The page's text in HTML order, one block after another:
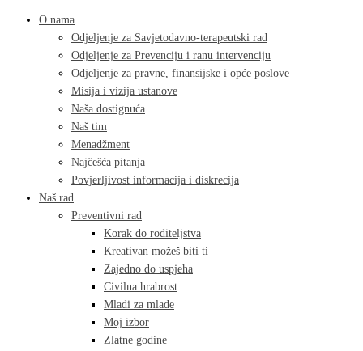
O nama
Odjeljenje za Savjetodavno-terapeutski rad
Odjeljenje za Prevenciju i ranu intervenciju
Odjeljenje za pravne, finansijske i opće poslove
Misija i vizija ustanove
Naša dostignuća
Naš tim
Menadžment
Najčešća pitanja
Povjerljivost informacija i diskrecija
Naš rad
Preventivni rad
Korak do roditeljstva
Kreativan možeš biti ti
Zajedno do uspjeha
Civilna hrabrost
Mladi za mlade
Moj izbor
Zlatne godine